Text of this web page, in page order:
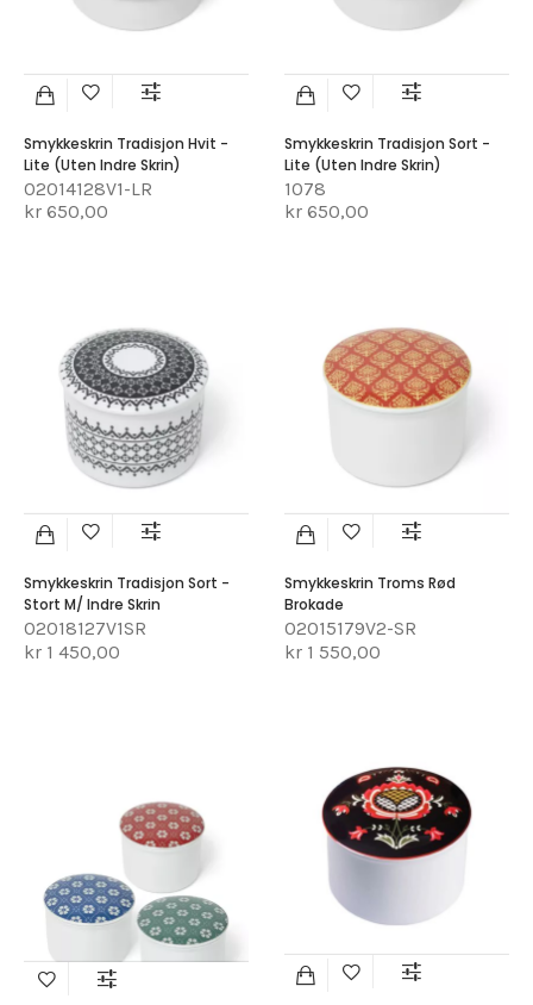
Smykkeskrin Tradisjon Hvit -
Lite (uten Indre Skrin)
02014128V1-LR
kr 650,00
Smykkeskrin Tradisjon Sort -
Lite (uten Indre Skrin)
1078
kr 650,00
Smykkeskrin Tradisjon Sort -
Stort M/ Indre Skrin
02018127V1SR
kr 1 450,00
Smykkeskrin Troms Rød
Brokade
02015179V2-SR
kr 1 550,00